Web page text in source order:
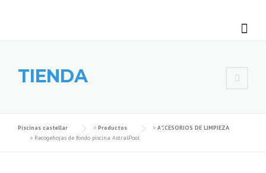
TIENDA
Piscinas castellar > Productos > ACCESORIOS DE LIMPIEZA
> Recogehojas de fondo piscina AstralPool